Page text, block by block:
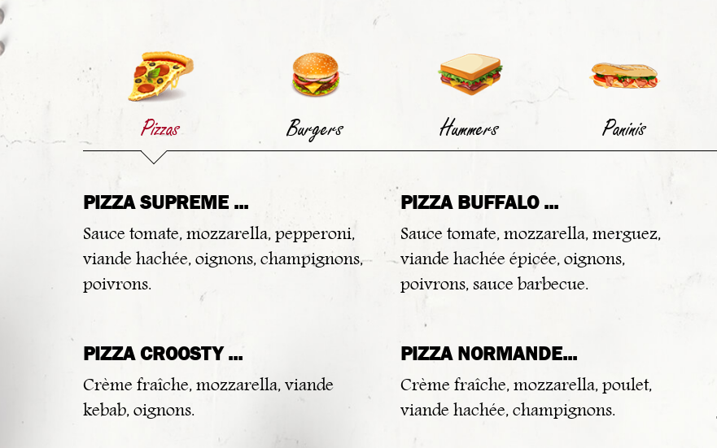
Pizzas Burgers Hummers Paninis
PIZZA SUPREME ...
Sauce tomate, mozzarella, pepperoni,
viande hachée, oignons, champignons,
poivrons.
PIZZA BUFFALO ...
Sauce tomate, mozzarella, merguez,
viande hachée épicée, oignons,
poivrons, sauce barbecue.
PIZZA CROOSTY ...
Crème fraîche, mozzarella, viande
kebab, oignons.
PIZZA NORMANDE...
Crème fraîche, mozzarella, poulet,
viande hachée, champignons.